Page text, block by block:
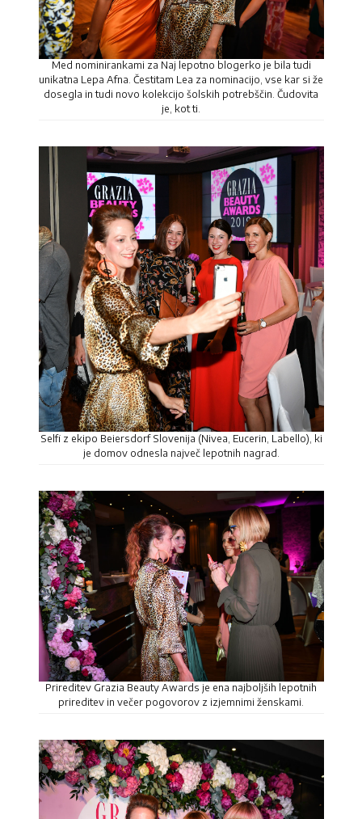
Med nominirankami za Naj lepotno blogerko je bila tudi
unikatna Lepa Afna. Čestitam Lea za nominacijo, vse kar si že
dosegla in tudi novo kolekcijo šolskih potrebščin. Čudovita
je, kot ti.
Selfi z ekipo Beiersdorf Slovenija (Nivea, Eucerin, Labello), ki
je domov odnesla največ lepotnih nagrad.
Prireditev Grazia Beauty Awards je ena najboljših lepotnih
prireditev in večer pogovorov z izjemnimi ženskami.